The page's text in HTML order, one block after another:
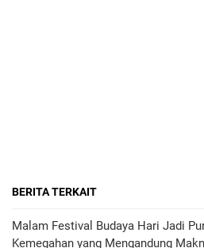
BERITA TERKAIT
Malam Festival Budaya Hari Jadi
Kemegahan yang Mengandung